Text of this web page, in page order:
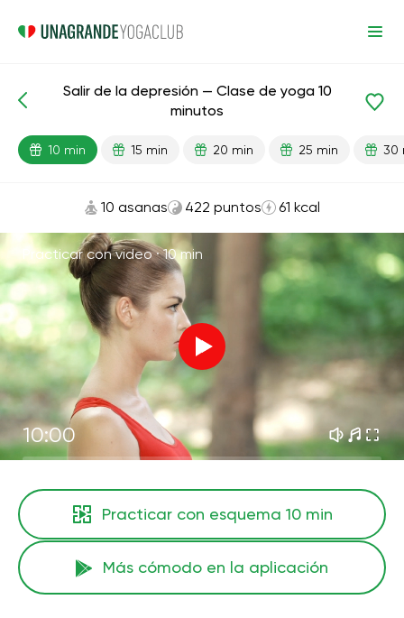
Lecciones preparadas Depresión
Salir de la depresión — Clase de yoga 10
minutos
10 min 15 min 20 min 25 min 30
10 asanas 422 puntos 61 kcal
Practicar con video ·10 min
10:00
Practicar con esquema 10 min
Más cómodo en la aplicación